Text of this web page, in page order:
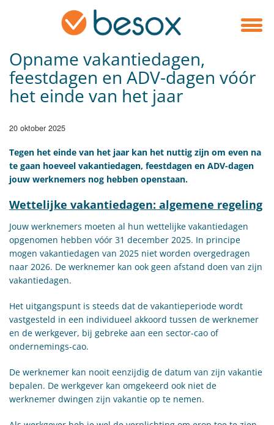
Opname vakantiedagen,
feestdagen en ADV-dagen vóór
het einde van het jaar
20 oktober 2025
​Tegen het einde van het jaar kan het nuttig zijn om even na
te gaan hoeveel vakantiedagen, feestdagen en ADV-dagen
jouw werknemers nog hebben openstaan.
Wettelijke vakantiedagen: algemene regeling
Jouw werknemers moeten al hun wettelijke vakantiedagen
opgenomen hebben vóór 31 december 2025. In principe
mogen vakantiedagen van 2025 niet worden overgedragen
naar 2026. De werknemer kan ook geen afstand doen van zijn
vakantiedagen.
Het uitgangspunt is steeds dat de vakantieperiode wordt
vastgesteld in een individueel akkoord tussen de werknemer
en de werkgever, bij gebreke aan een sector-cao of
ondernemings-cao.
De werknemer kan nooit eenzijdig de datum van zijn vakantie
bepalen. De werkgever kan omgekeerd ook niet de
werknemer dwingen zijn vakantie op te nemen.